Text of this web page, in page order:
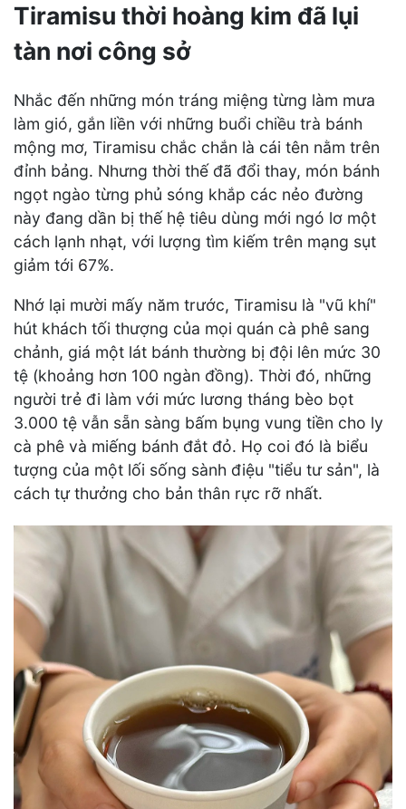
Tiramisu thời hoàng kim đã lụi
tàn nơi công sở
Nhắc đến những món tráng miệng từng làm mưa
làm gió, gắn liền với những buổi chiều trà bánh
mộng mơ, Tiramisu chắc chắn là cái tên nằm trên
đỉnh bảng. Nhưng thời thế đã đổi thay, món bánh
ngọt ngào từng phủ sóng khắp các nẻo đường
này đang dần bị thế hệ tiêu dùng mới ngó lơ một
cách lạnh nhạt, với lượng tìm kiếm trên mạng sụt
giảm tới 67%.
Nhớ lại mười mấy năm trước, Tiramisu là "vũ khí"
hút khách tối thượng của mọi quán cà phê sang
chảnh, giá một lát bánh thường bị đội lên mức 30
tệ (khoảng hơn 100 ngàn đồng). Thời đó, những
người trẻ đi làm với mức lương tháng bèo bọt
3.000 tệ vẫn sẵn sàng bấm bụng vung tiền cho ly
cà phê và miếng bánh đắt đỏ. Họ coi đó là biểu
tượng của một lối sống sành điệu "tiểu tư sản", là
cách tự thưởng cho bản thân rực rỡ nhất.